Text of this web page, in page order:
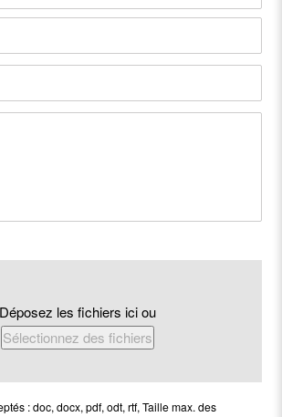
Déposez les fichiers ici ou
Sélectionnez des fichiers
: doc, docx, pdf, odt, rtf, Taille max. des